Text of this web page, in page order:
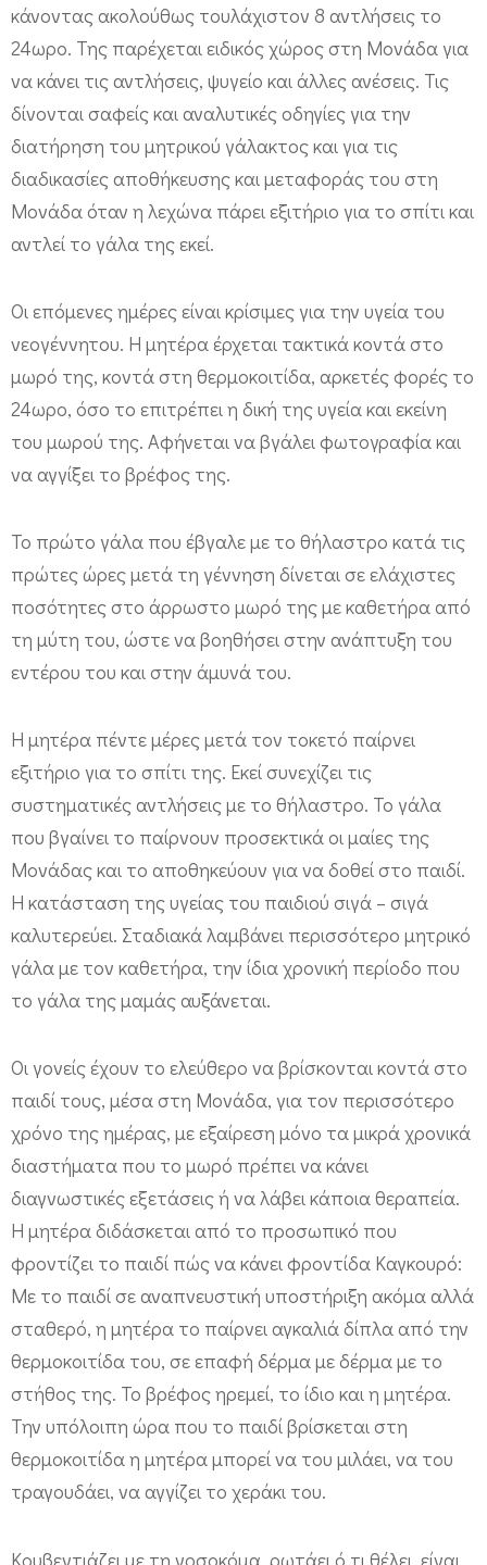
κάνοντας ακολούθως τουλάχιστον 8 αντλήσεις το
24ωρο. Της παρέχεται ειδικός χώρος στη Μονάδα για
να κάνει τις αντλήσεις, ψυγείο και άλλες ανέσεις. Τις
δίνονται σαφείς και αναλυτικές οδηγίες για την
διατήρηση του μητρικού γάλακτος και για τις
διαδικασίες αποθήκευσης και μεταφοράς του στη
Μονάδα όταν η λεχώνα πάρει εξιτήριο για το σπίτι και
αντλεί το γάλα της εκεί.
Οι επόμενες ημέρες είναι κρίσιμες για την υγεία του
νεογέννητου. Η μητέρα έρχεται τακτικά κοντά στο
μωρό της, κοντά στη θερμοκοιτίδα, αρκετές φορές το
24ωρο, όσο το επιτρέπει η δική της υγεία και εκείνη
του μωρού της. Αφήνεται να βγάλει φωτογραφία και
να αγγίξει το βρέφος της.
Το πρώτο γάλα που έβγαλε με το θήλαστρο κατά τις
πρώτες ώρες μετά τη γέννηση δίνεται σε ελάχιστες
ποσότητες στο άρρωστο μωρό της με καθετήρα από
τη μύτη του, ώστε να βοηθήσει στην ανάπτυξη του
εντέρου του και στην άμυνά του.
Η μητέρα πέντε μέρες μετά τον τοκετό παίρνει
εξιτήριο για το σπίτι της. Εκεί συνεχίζει τις
συστηματικές αντλήσεις με το θήλαστρο. Το γάλα
που βγαίνει το παίρνουν προσεκτικά οι μαίες της
Μονάδας και το αποθηκεύουν για να δοθεί στο παιδί.
Η κατάσταση της υγείας του παιδιού σιγά – σιγά
καλυτερεύει. Σταδιακά λαμβάνει περισσότερο μητρικό
γάλα με τον καθετήρα, την ίδια χρονική περίοδο που
το γάλα της μαμάς αυξάνεται.
Οι γονείς έχουν το ελεύθερο να βρίσκονται κοντά στο
παιδί τους, μέσα στη Μονάδα, για τον περισσότερο
χρόνο της ημέρας, με εξαίρεση μόνο τα μικρά χρονικά
διαστήματα που το μωρό πρέπει να κάνει
διαγνωστικές εξετάσεις ή να λάβει κάποια θεραπεία.
Η μητέρα διδάσκεται από το προσωπικό που
φροντίζει το παιδί πώς να κάνει φροντίδα Καγκουρό:
Με το παιδί σε αναπνευστική υποστήριξη ακόμα αλλά
σταθερό, η μητέρα το παίρνει αγκαλιά δίπλα από την
θερμοκοιτίδα του, σε επαφή δέρμα με δέρμα με το
στήθος της. Το βρέφος ηρεμεί, το ίδιο και η μητέρα.
Την υπόλοιπη ώρα που το παιδί βρίσκεται στη
θερμοκοιτίδα η μητέρα μπορεί να του μιλάει, να του
τραγουδάει, να αγγίζει το χεράκι του.
Κουβεντιάζει με τη νοσοκόμα, ρωτάει ό,τι θέλει, είναι